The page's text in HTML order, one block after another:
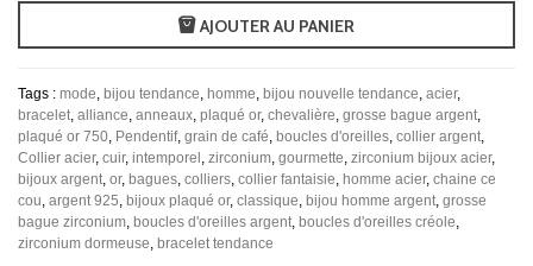
AJOUTER AU PANIER
Tags : mode, bijou tendance, homme, bijou nouvelle tendance, acier,
bracelet, alliance, anneaux, plaqué or, chevalière, grosse bague argent,
plaqué or 750, Pendentif, grain de café, boucles d'oreilles, collier argent,
Collier acier, cuir, intemporel , zirconium, gourmette, zirconium bijoux acier,
bijoux argent, or, bagues, colliers, collier fantaisie, homme acier, chaine ce
cou, argent 925, bijoux plaqué or, classique, bijou homme argent, grosse
bague zirconium, boucles d'oreilles argent, boucles d'oreilles créole,
zirconium dormeuse, bracelet tendance